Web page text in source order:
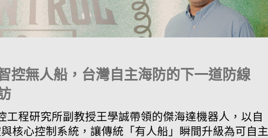
控無人船，台灣自主海防的下一道防線
工程研究所副教授王學誠帶領的傑海達機器人，以自
核心控制系統，讓傳統「有人船」瞬間升級為可自主